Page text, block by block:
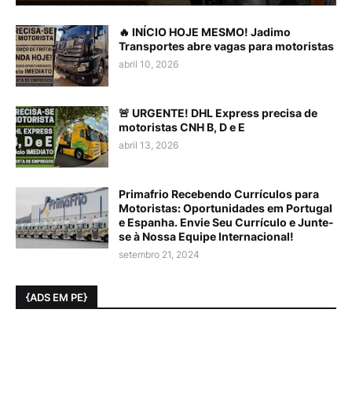
🔥 INÍCIO HOJE MESMO! Jadimo
Transportes abre vagas para motoristas
abril 10, 2026
🚨 URGENTE! DHL Express precisa de
motoristas CNH B, D e E
abril 13, 2026
Primafrio Recebendo Currículos para
Motoristas: Oportunidades em Portugal
e Espanha. Envie Seu Currículo e Junte-
se à Nossa Equipe Internacional!
setembro 21, 2024
{ADS EM PE}